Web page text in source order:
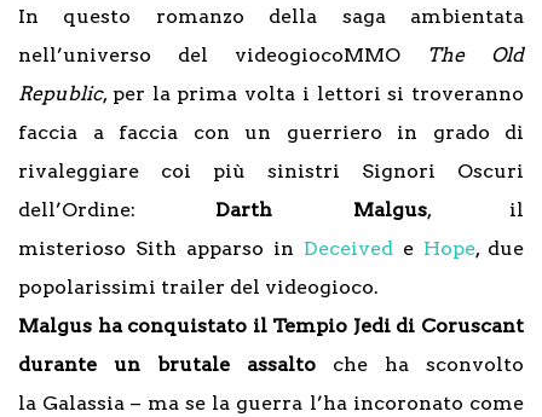
In questo romanzo della saga ambientata
nell’universo del videogiocoMMO
The Old
Republic, per la prima volta i lettori si troveranno
faccia a faccia con un guerriero in grado di
rivaleggiare coi più sinistri Signori Oscuri
dell’Ordine: Darth Malgus, il
misterioso Sith apparso in Deceived e Hope, due
popolarissimi trailer del videogioco.
Malgus ha conquistato il Tempio Jedi di Coruscant
durante un brutale assalto che ha sconvolto
la Galassia – ma se la guerra l’ha incoronato come